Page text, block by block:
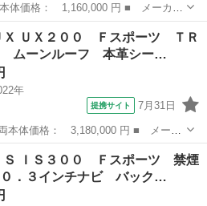
Ｔ ■ グレード名： ＣＴ２００
ドル仕様フロントバンパー／パワ
Ｘ ＵＸ２００ Ｆスポーツ ＴＲ
ムーンルーフ 本革シー…
年
提携サイト 7月31日
ＵＸ ■ グレード名： ＵＸ２０
ロ ムーンルーフ 本革シート ドラ
Ｓ ＩＳ３００ Ｆスポーツ 禁煙
．３インチナビ バック…